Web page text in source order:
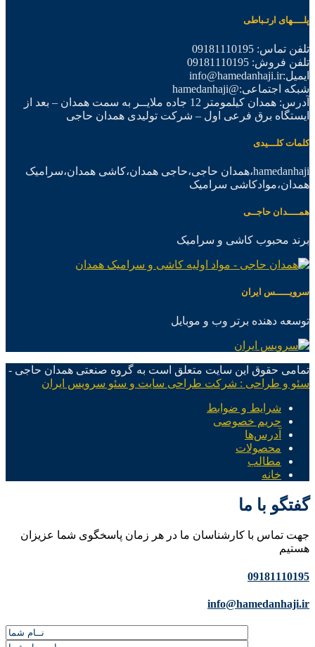
پلــــهای ارتـباطی
تلفن تماس: 09181110195
تلفن فروش: 09181110195
ایمیل:info@hamedanhaji.ir
شبکه اجتماعی:@hamedanhaji
آدرس: همدان کیلمومتر 12 جاده ملایــر به سمت همدان – بعد از
ایستگاه برق فرعی اول – شرکت تولیدی همدان حاجی
کلمات کلـــیدی
hamedanhaji،همدان حاجی،حاجی همدان،کاشی همدان،سرامیک
همدان،موادکاشی سرامیک
همــــدان حاجــی
برند محبوب کاشی و سرامیک
سرویـــــس ایران
توسعه دهنده برتر وب و موبایل
تمامی حقوق این سایت متعلق است به گروه صنعتی همدان حاجی -
سئو و طراحی : شرکت طراحی سایت و سئو سرویس ایران
شرایط و ضوابط
حریم خصوصی
آدرس‌ها
محصولات
مطالب
خانه
گفتگو با ما
جهت تماس با کارشناسان ما در هر زمان پاسخگوی شما عزیزان
هستیم
09181110195
info@hamedanhaji.ir